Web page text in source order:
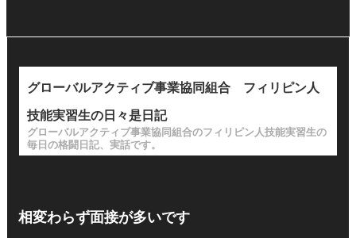
グローバルアクティブ事業協同組合 フィリピン人
技能実習生の日々是日記
グローバルアクティブ事業協同組合のフィリピン人技能実習生の
毎日の格闘日記、実話です。
相変わらず面接が多いです